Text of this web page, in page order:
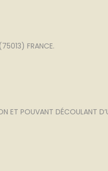
FRANCE.
ET POUVANT DÉCOULANT